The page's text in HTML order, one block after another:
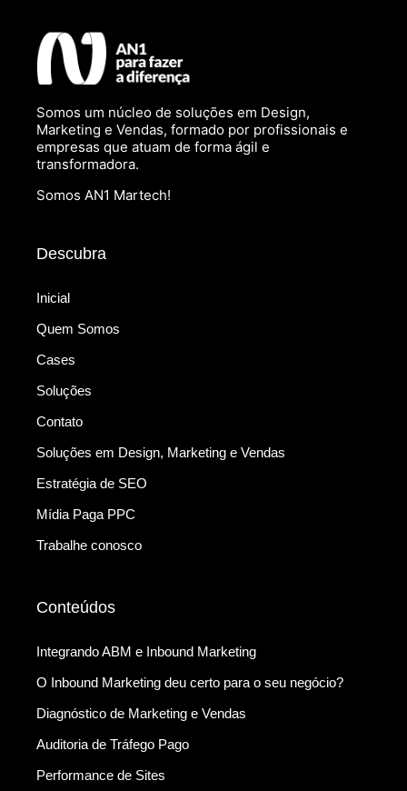
Somos um núcleo de soluções em Design,
Marketing e Vendas, formado por profissionais e
empresas que atuam de forma ágil e
transformadora.
Somos AN1 Martech!
Descubra
Inicial
Quem Somos
Cases
Soluções
Contato
Soluções em Design, Marketing e Vendas
Estratégia de SEO
Mídia Paga PPC
Trabalhe conosco
Conteúdos
Integrando ABM e Inbound Marketing
O Inbound Marketing deu certo para o seu negócio?
Diagnóstico de Marketing e Vendas
Auditoria de Tráfego Pago
Performance de Sites